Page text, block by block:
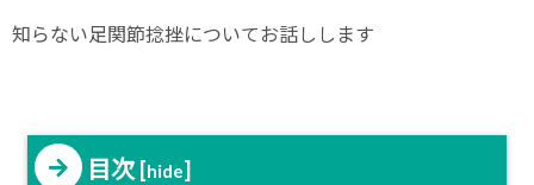
知らない足関節捻挫についてお話しします
目次 [hide]